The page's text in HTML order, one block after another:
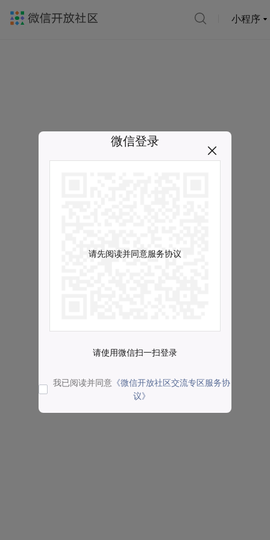
小程序
微信登录
请先阅读并同意服务协议
请使用微信扫一扫登录
我已阅读并同意 《微信开放社区交流专区服务协
议》